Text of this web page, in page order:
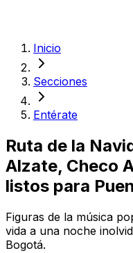
Inicio
Secciones
Entérate
Ruta de la
Alzate, Checo
listos para
Figuras de la música
vida a una noche
Bogotá.